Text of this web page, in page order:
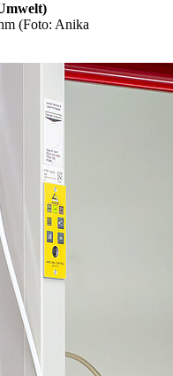
(Foto: Anika